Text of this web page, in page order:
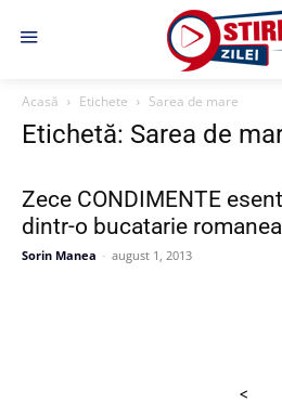
Acasă Etichete Sarea de mare
Etichetă: Sarea de
Zece CONDIMENTE
dintr-o bucatarie
Sorin Manea - august 1, 2013
<